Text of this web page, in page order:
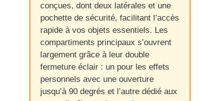
conçues, dont deux latérales et une
pochette de sécurité, facilitant l’accès
rapide à vos objets essentiels. Les
compartiments principaux s’ouvrent
largement grâce à leur double
fermeture éclair : un pour les effets
personnels avec une ouverture
jusqu’à 90 degrés et l’autre dédié aux